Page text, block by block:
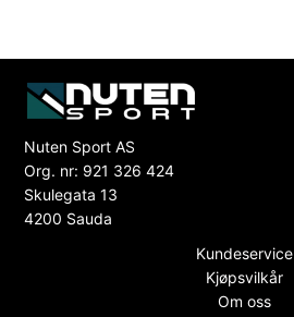
Nuten Sport AS
Org. nr: 921 326 424
Skulegata 13
4200 Sauda
Kundeservice
Kjøpsvilkår
Om oss